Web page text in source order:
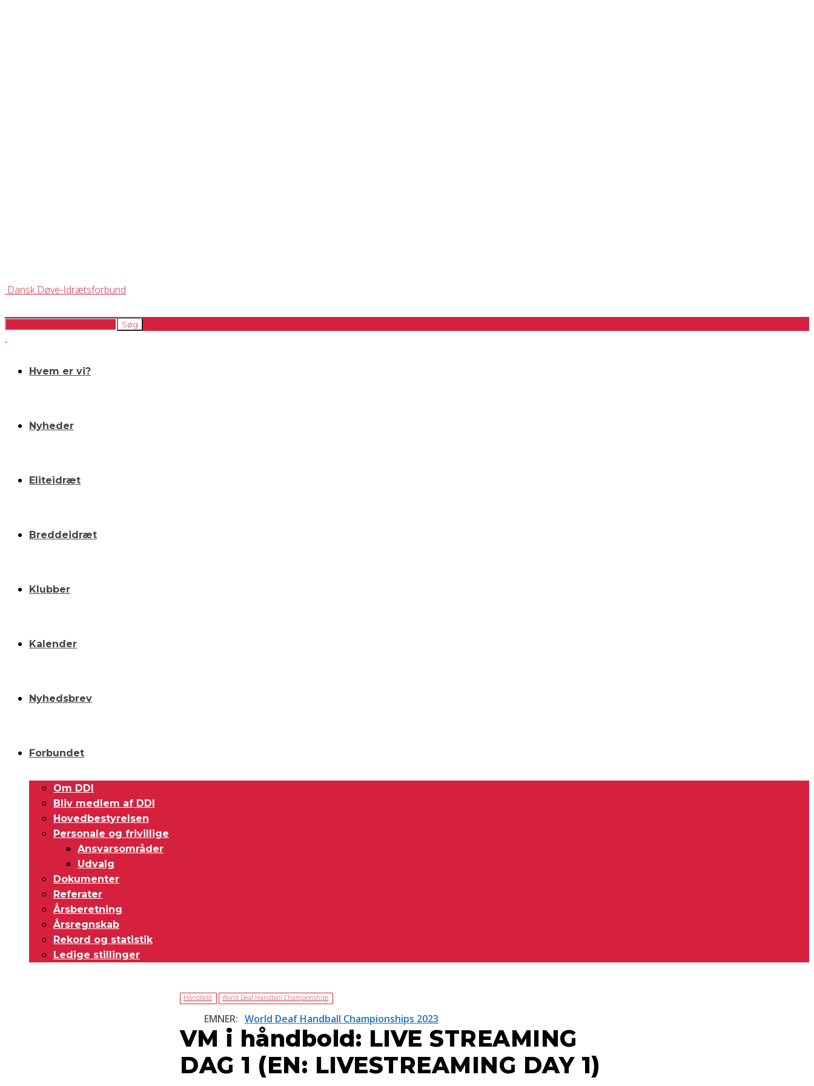
Dansk Døve-Idrætsforbund
Hvem er vi?
Nyheder
Eliteidræt
Breddeidræt
Klubber
Kalender
Nyhedsbrev
Forbundet
Om DDI
Bliv medlem af DDI
Hovedbestyrelsen
Personale og frivillige
Ansvarsområder
Udvalg
Dokumenter
Referater
Årsberetning
Årsregnskab
Rekord og statistik
Ledige stillinger
Håndbold World Deaf Handball Championships
EMNER: World Deaf Handball Championships 2023
VM i håndbold: LIVE STREAMING
DAG 1 (EN: LIVESTREAMING DAY 1)